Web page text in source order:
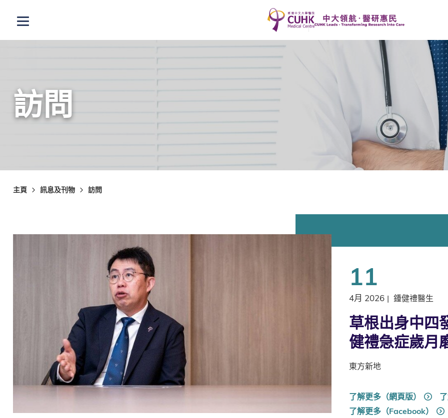
打開選單
訪問
主頁 訊息及刊物 訪問
11
4月 2026 | 鍾健禮醫生
草根出身中四
健禮急症歲月
東方新地
了解更多（網頁版）
了解更多（Facebook）